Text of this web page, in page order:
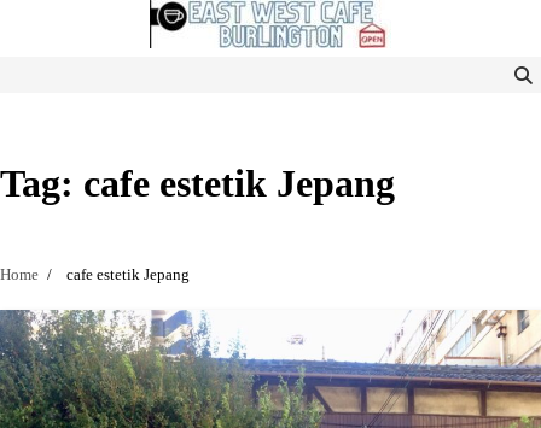
Tag: cafe estetik Jepang
Home cafe estetik Jepang